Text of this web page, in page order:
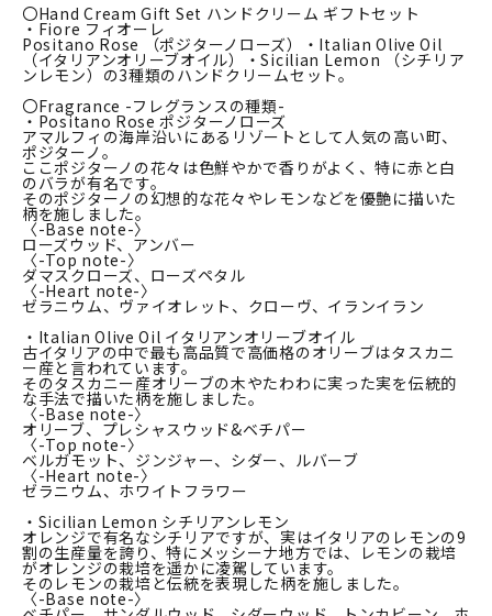
〇Hand Cream Gift Set ハンドクリーム ギフトセット
・Fiore フィオーレ
Positano Rose （ポジターノローズ）・Italian Olive Oil
（イタリアンオリーブオイル）・Sicilian Lemon （シチリア
ンレモン）の3種類のハンドクリームセット。
〇Fragrance -フレグランスの種類-
・Positano Rose ポジターノローズ
アマルフィの海岸沿いにあるリゾートとして人気の高い町、
ポジターノ。
ここポジターノの花々は色鮮やかで香りがよく、特に赤と白
のバラが有名です。
そのポジターノの幻想的な花々やレモンなどを優艶に描いた
柄を施しました。
〈-Base note-〉
ローズウッド、アンバー
〈-Top note-〉
ダマスクローズ、ローズペタル
〈-Heart note-〉
ゼラニウム、ヴァイオレット、クローヴ、イランイラン
・Italian Olive Oil イタリアンオリーブオイル
古イタリアの中で最も高品質で高価格のオリーブはタスカニ
ー産と言われています。
そのタスカニー産オリーブの木やたわわに実った実を伝統的
な手法で描いた柄を施しました。
〈-Base note-〉
オリーブ、プレシャスウッド&ベチパー
〈-Top note-〉
ベルガモット、ジンジャー、シダー、ルバーブ
〈-Heart note-〉
ゼラニウム、ホワイトフラワー
・Sicilian Lemon シチリアンレモン
オレンジで有名なシチリアですが、実はイタリアのレモンの9
割の生産量を誇り、特にメッシーナ地方では、レモンの栽培
がオレンジの栽培を遥かに凌駕しています。
そのレモンの栽培と伝統を表現した柄を施しました。
〈-Base note-〉